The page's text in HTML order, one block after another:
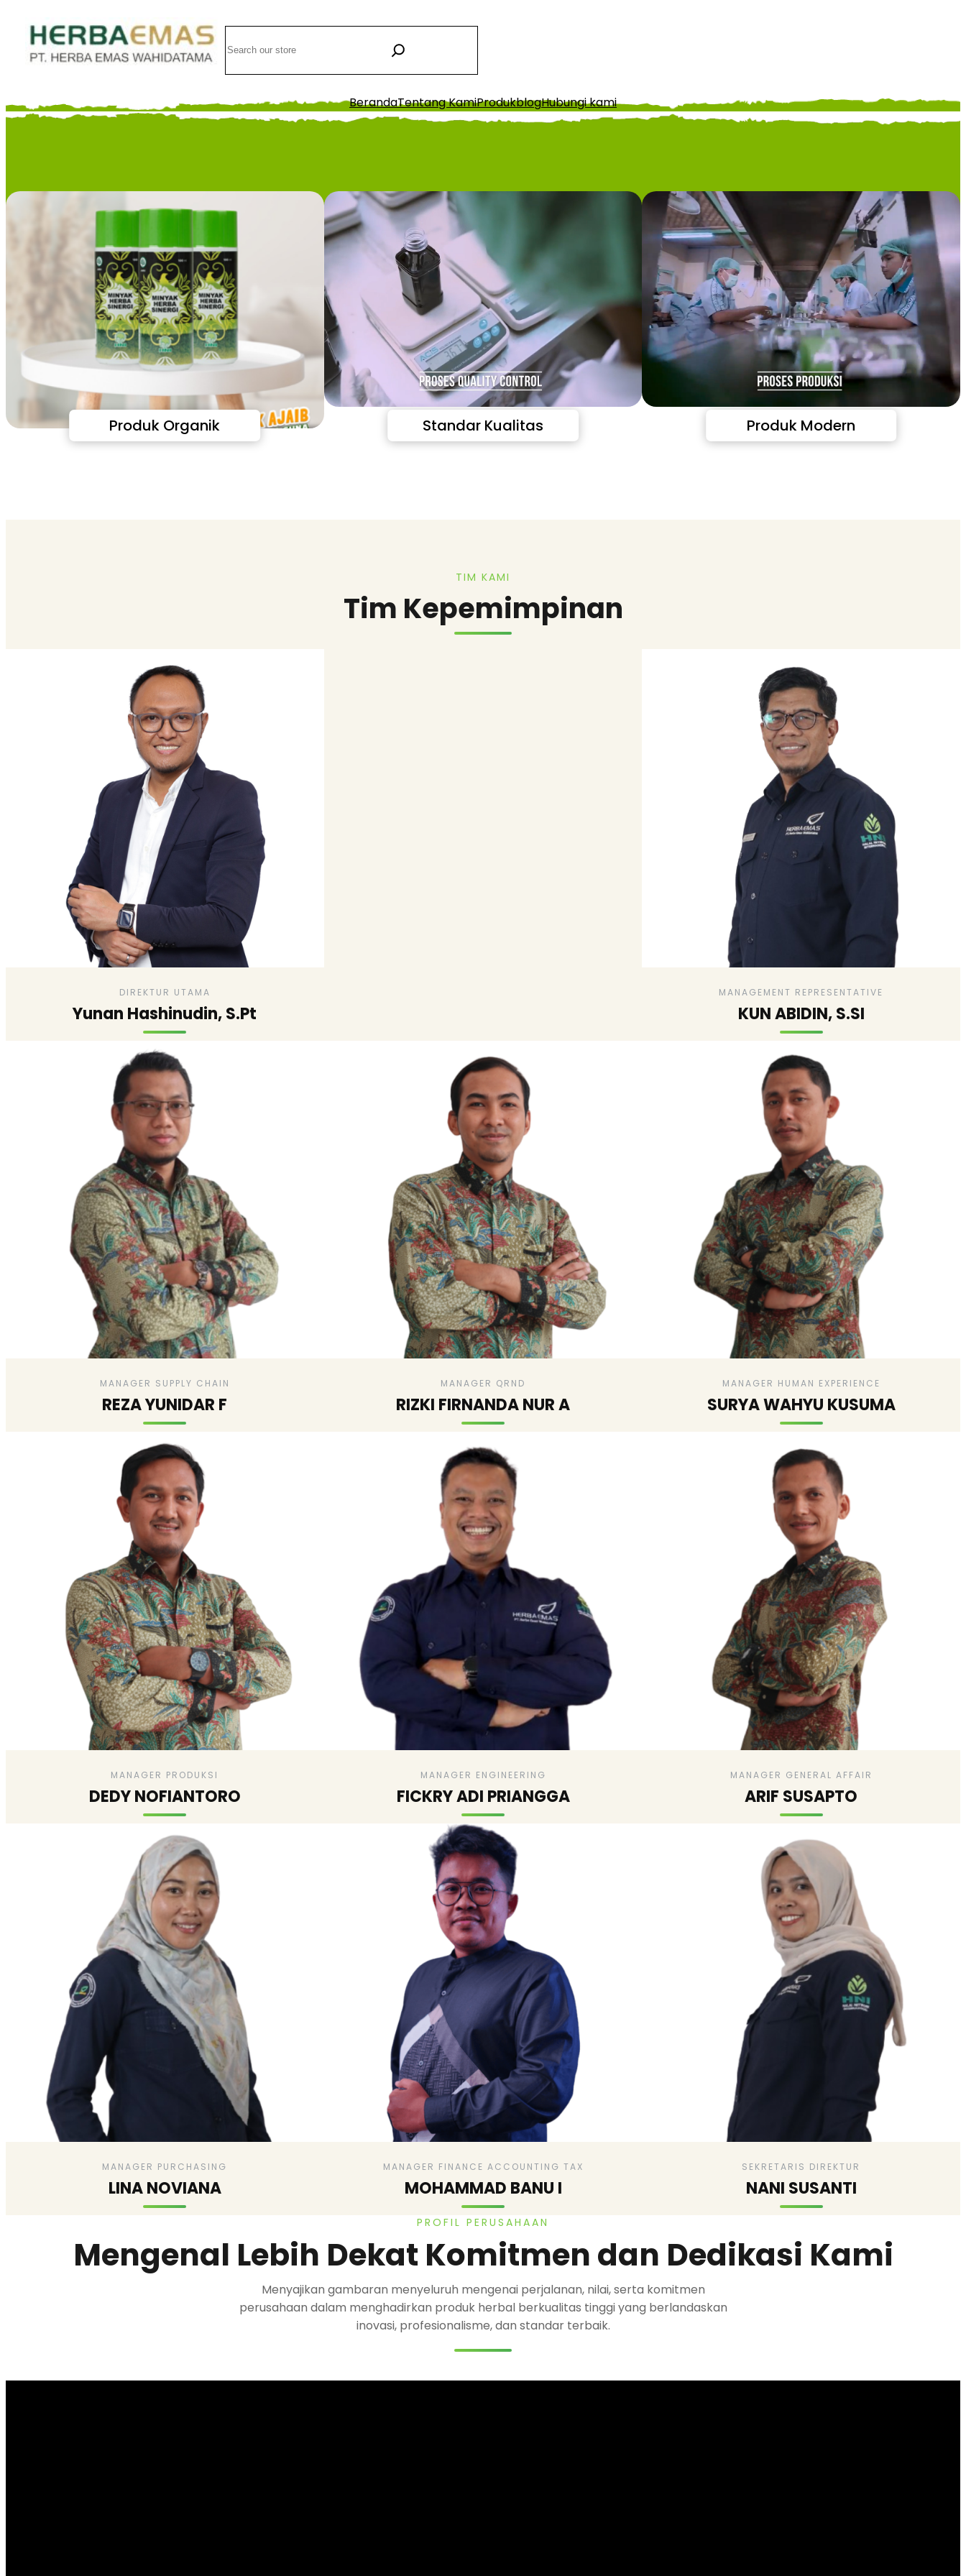
konten
BerandaTentang KamiProdukblogHubungi kami
Produk Organik Standar Kualitas Produk Modern
TIM KAMI
Tim Kepemimpinan
DIREKTUR UTAMA
Yunan Hashinudin, S.Pt
MANAGEMENT REPRESENTATIVE
KUN ABIDIN, S.SI
MANAGER SUPPLY CHAIN
REZA YUNIDAR F
MANAGER PRODUKSI
DEDY NOFIANTORO
MANAGER PURCHASING
LINA NOVIANA
MANAGER QRND
RIZKI FIRNANDA NUR A
MANAGER ENGINEERING
FICKRY ADI PRIANGGA
MANAGER FINANCE ACCOUNTING TAX
MOHAMMAD BANU I
MANAGER HUMAN EXPERIENCE
SURYA WAHYU KUSUMA
MANAGER GENERAL AFFAIR
ARIF SUSAPTO
SEKRETARIS DIREKTUR
NANI SUSANTI
PROFIL PERUSAHAAN
Mengenal Lebih Dekat Komitmen dan Dedikasi Kami
Menyajikan gambaran menyeluruh mengenai perjalanan, nilai, serta komitmen
perusahaan dalam menghadirkan produk herbal berkualitas tinggi yang berlandaskan
inovasi, profesionalisme, dan standar terbaik.